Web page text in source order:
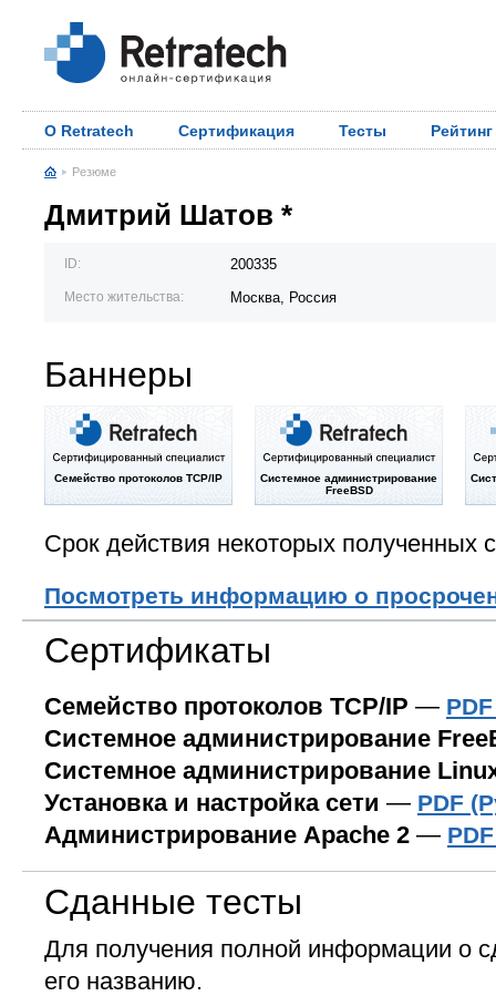
О Retratech Сертификация Тесты Рейтинг
Резюме
Дмитрий Шатов *
ID: 200335
Место жительства: Москва, Россия
Баннеры
Семейство протоколов TCP/IP
Системное администрирование
FreeBSD
Срок действия некоторых полученных
Посмотреть информацию о
Сертификаты
Семейство протоколов TCP/IP —
Системное администрирование
Системное администрирование
Установка и настройка сети — PDF
Администрирование Apache 2 —
Сданные тесты
Для получения полной информации о
его названию.